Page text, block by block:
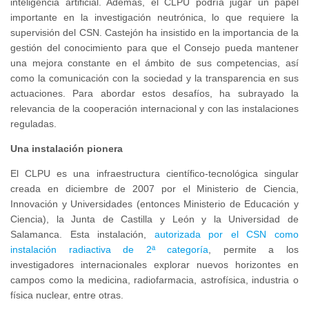
importante en la investigación neutrónica, lo que requiere la
supervisión del CSN. Castejón ha insistido en la importancia de la
gestión del conocimiento para que el Consejo pueda mantener
una mejora constante en el ámbito de sus competencias, así
como la comunicación con la sociedad y la transparencia en sus
actuaciones. Para abordar estos desafíos, ha subrayado la
relevancia de la cooperación internacional y con las instalaciones
reguladas.
Una instalación pionera
El CLPU es una infraestructura científico-tecnológica singular
creada en diciembre de 2007 por el Ministerio de Ciencia,
Innovación y Universidades (entonces Ministerio de Educación y
Ciencia), la Junta de Castilla y León y la Universidad de
Salamanca. Esta instalación, autorizada por el CSN como
instalación radiactiva de 2ª categoría , permite a los
investigadores internacionales explorar nuevos horizontes en
campos como la medicina, radiofarmacia, astrofísica, industria o
física nuclear, entre otras.